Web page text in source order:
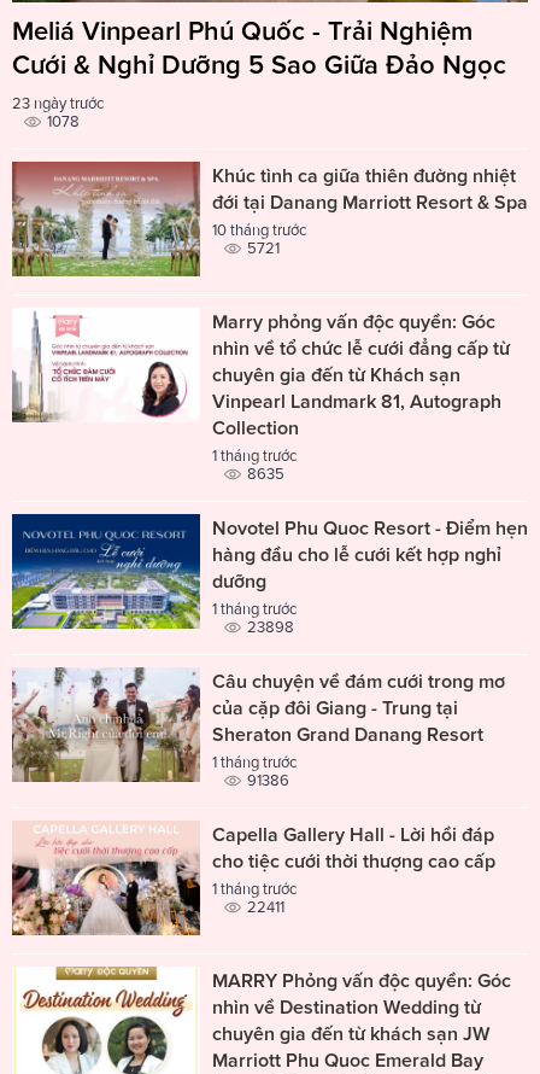
Meliá Vinpearl Phú Quốc - Trải Nghiệm
Cưới & Nghỉ Dưỡng 5 Sao Giữa Đảo Ngọc
23 ngày trước
1078
Khúc tình ca giữa thiên đường nhiệt
đới tại Danang Marriott Resort & Spa
10 tháng trước
5721
Marry phỏng vấn độc quyền: Góc
nhìn về tổ chức lễ cưới đẳng cấp từ
chuyên gia đến từ Khách sạn
Vinpearl Landmark 81, Autograph
Collection
1 tháng trước
8635
Novotel Phu Quoc Resort - Điểm hẹn
hàng đầu cho lễ cưới kết hợp nghỉ
dưỡng
1 tháng trước
23898
Câu chuyện về đám cưới trong mơ
của cặp đôi Giang - Trung tại
Sheraton Grand Danang Resort
1 tháng trước
91386
Capella Gallery Hall - Lời hồi đáp
cho tiệc cưới thời thượng cao cấp
1 tháng trước
22411
MARRY Phỏng vấn độc quyền: Góc
nhìn về Destination Wedding từ
chuyên gia đến từ khách sạn JW
Marriott Phu Quoc Emerald Bay